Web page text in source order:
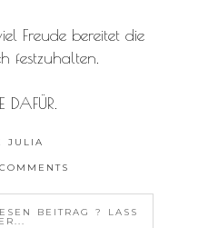
Freude bereitet die
festzuhalten.
DAFÜR.
JULIA
BEITRAG ? LASS